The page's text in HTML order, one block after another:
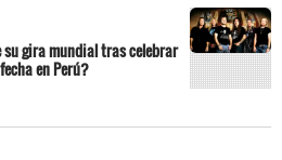
gira mundial tras celebrar
en Perú?